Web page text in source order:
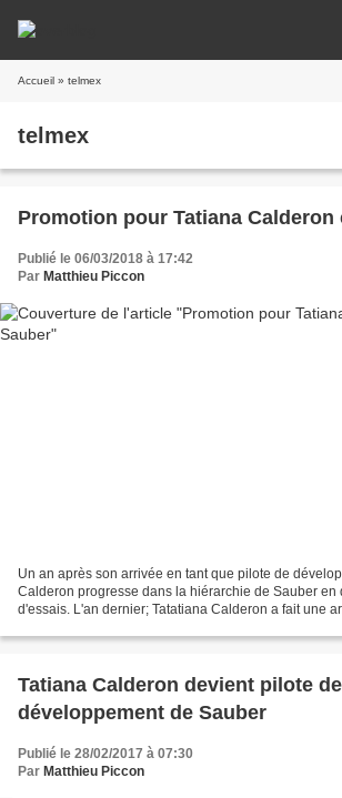
Accueil » telmex
telmex
Promotion pour Tatiana Calderon
Publié le 06/03/2018 à 17:42
Par Matthieu Piccon
Un an après son arrivée en tant que pilote de
Calderon progresse dans la hiérarchie de Sauber en
d'essais. L'an dernier; Tatatiana Calderon a fait une
Tatiana Calderon devient pilote de
développement de Sauber
Publié le 28/02/2017 à 07:30
Par Matthieu Piccon